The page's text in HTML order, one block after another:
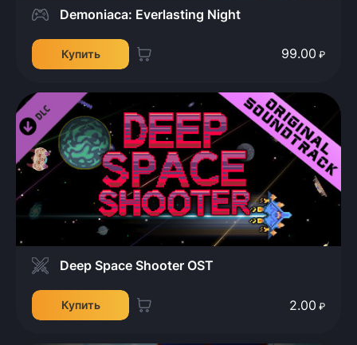
Demoniaca: Everlasting Night
Купить 99.00 ₽
Deep Space Shooter OST
Купить 2.00 ₽